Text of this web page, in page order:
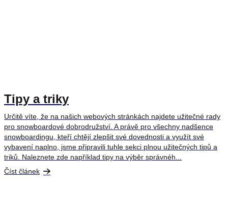
Tipy a triky
Určitě víte, že na našich webových stránkách najdete užitečné rady
pro snowboardové dobrodružství. A právě pro všechny nadšence
snowboardingu, kteří chtějí zlepšit své dovednosti a využít své
vybavení naplno, jsme připravili tuhle sekci plnou užitečných tipů a
triků. Naleznete zde například tipy na výběr správnéh...
Číst článek